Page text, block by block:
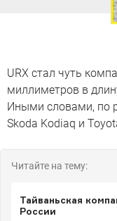
URX стал чуть
миллиметров в
Иными словами, по
Skoda Kodiaq и
Читайте на тему:
Тайваньская
России